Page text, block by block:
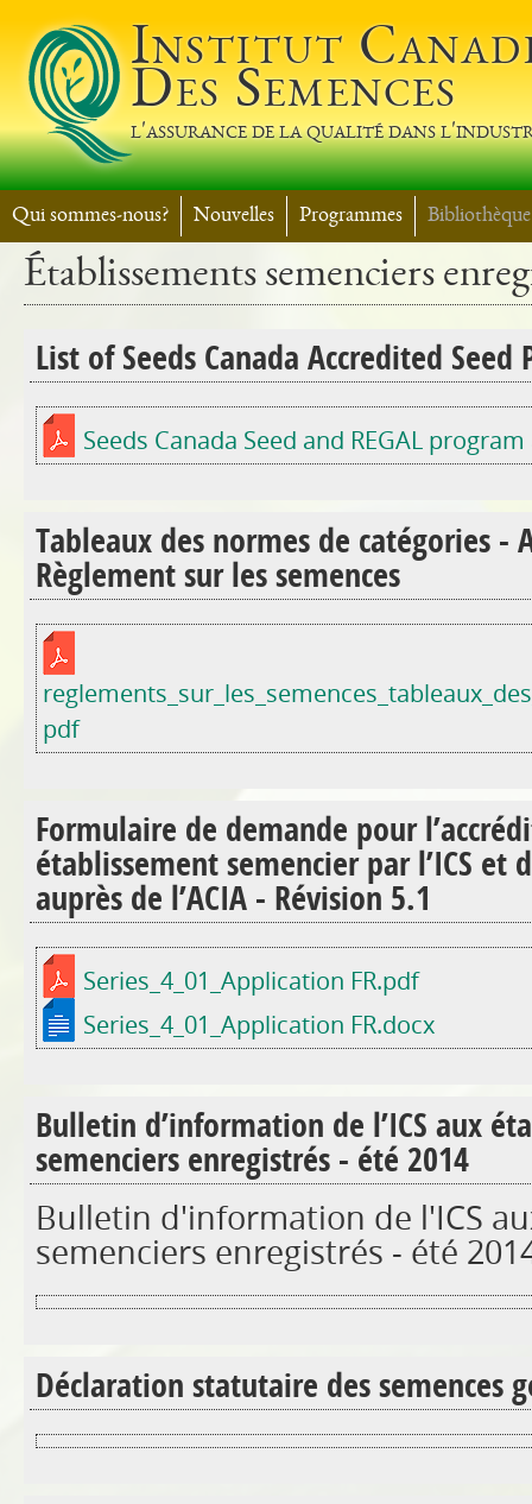
Institut
Des Semences
l'assurance de la qualité dans
Qui sommes-nous? Nouvelles Programmes Bibliothèque
Établissements semenciers
List of Seeds Canada Accredited
Seeds Canada Seed and REGAL
Tableaux des normes de catégories -
Règlement sur les semences
pdf
Formulaire de demande pour
établissement semencier par l’ICS et
auprès de l’ACIA - Révision 5.1
Series_4_01_Application FR.pdf
Series_4_01_Application FR.docx
Bulletin d’information de l’ICS aux
semenciers enregistrés - été 2014
Bulletin d'information de l'ICS
semenciers enregistrés - été
Déclaration statutaire des semences